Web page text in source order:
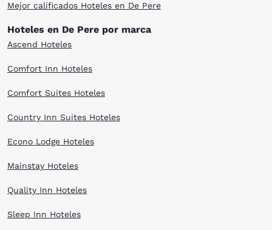
Mejor calificados Hoteles en De Pere
Hoteles en De Pere por marca
Ascend Hoteles
Comfort Inn Hoteles
Comfort Suites Hoteles
Country Inn Suites Hoteles
Econo Lodge Hoteles
Mainstay Hoteles
Quality Inn Hoteles
Sleep Inn Hoteles